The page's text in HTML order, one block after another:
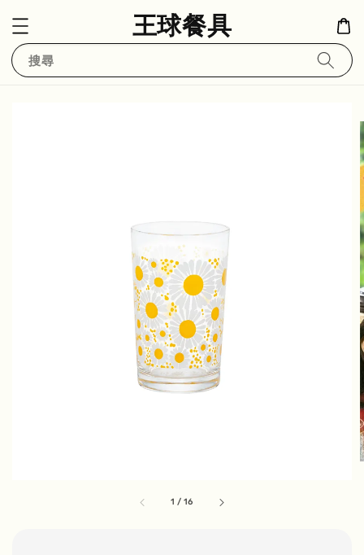
王球餐具
搜尋
1 /16